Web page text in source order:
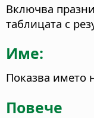
Включва
таблицата с
Име:
Показва името
Повече